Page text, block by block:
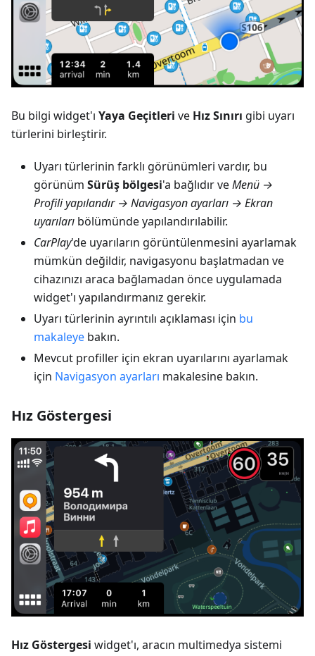
Bu bilgi widget'ı Yaya Geçitleri ve Hız Sınırı gibi uyarı
türlerini birleştirir.
Uyarı türlerinin farklı görünümleri vardır, bu
görünüm Sürüş bölgesi'a bağlıdır veMenü →
Profili yapılandır → Navigasyon ayarları → Ekran
uyarıları bölümünde yapılandırılabilir.
CarPlay'de uyarıların görüntülenmesini ayarlamak
mümkün değildir, navigasyonu başlatmadan ve
cihazınızı araca bağlamadan önce uygulamada
widget'ı yapılandırmanız gerekir.
Uyarı türlerinin ayrıntılı açıklaması için bu
makaleye bakın.
Mevcut profiller için ekran uyarılarını ayarlamak
için Navigasyon ayarları makalesine bakın.
Hız Göstergesi
Hız Göstergesi widget'ı, aracın multimedya sistemi